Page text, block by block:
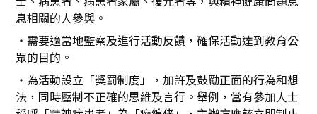
息相關的人參與。
・需要適當地監察及進行活動反饋，確保活動達到教育公
眾的目的。
・為活動設立「獎罰制度」，加許及鼓勵正面的行為和想
法，同時壓制不正確的思維及言行。舉例，當有參加人士